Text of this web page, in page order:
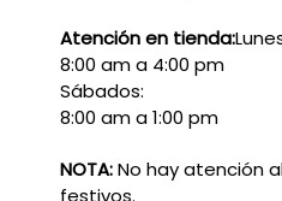
Atención en tienda:
8:00 am a 4:00 pm
Sábados:
8:00 am a 1:00 pm
NOTA:No hay atención
festivos.